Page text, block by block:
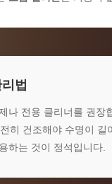
법
나 전용 클리너를 권장
히 건조해야 수명이 길
하는 것이 정석입니다.